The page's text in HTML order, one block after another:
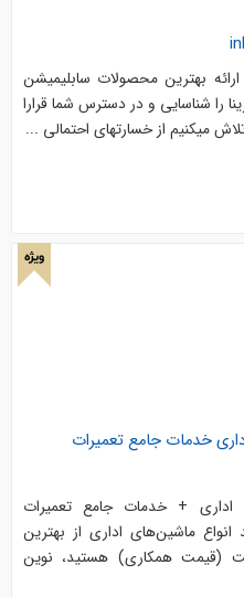
بهترین محصولات سابلیمیشن
را شناسایی و در دسترس شما قرارا
میکنیم از خسارتهای احتمالی ...
ویژه
خدمات جامع تعمیرات
اداری + خدمات جامع تعمیرات
ماشین‌های اداری از بهترین
(قیمت همکاری) هستید، نوین